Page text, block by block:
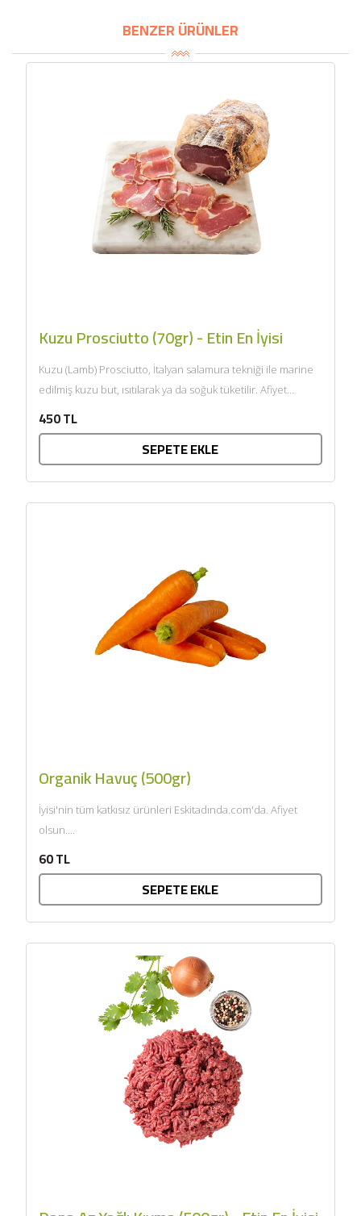
BENZER ÜRÜNLER
Kuzu Prosciutto (70gr) - Etin En İyisi
Kuzu (Lamb) Prosciutto, İtalyan salamura tekniği ile marine
edilmiş kuzu but, ısıtılarak ya da soğuk tüketilir. Afiyet
450 TL
SEPETE EKLE
Organik Havuç (500gr)
İyisi'nin tüm katkısız ürünleri Eskitadında.com'da. Afiyet
olsun....
60 TL
SEPETE EKLE